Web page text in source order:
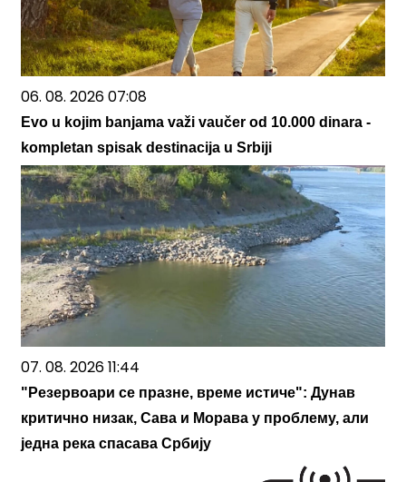
06. 08. 2026 07:08
Evo u kojim banjama važi vaučer od 10.000 dinara -
kompletan spisak destinacija u Srbiji
07. 08. 2026 11:44
"Резервоари се празне, време истиче": Дунав
критично низак, Сава и Морава у проблему, али
једна река спасава Србију